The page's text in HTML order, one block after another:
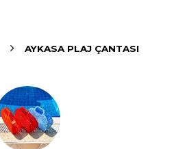
AYKASA PLAJ ÇANTASI